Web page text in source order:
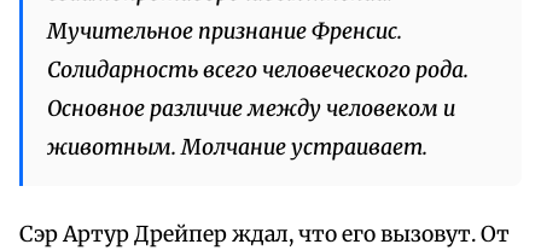
Мучительное признание Френсис.
Солидарность всего человеческого рода.
Основное различие между человеком и
животным. Молчание устраивает.
Сэр Артур Дрейпер ждал, что его вызовут. От